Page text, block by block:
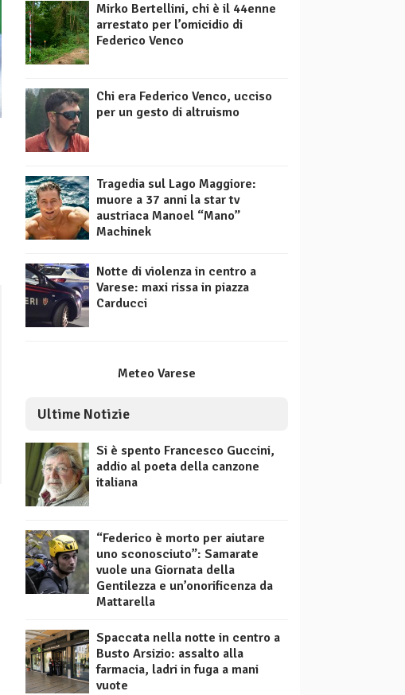
Mirko Bertellini, chi è il 44enne
arrestato per l’omicidio di
Federico Venco
Chi era Federico Venco, ucciso
per un gesto di altruismo
Tragedia sul Lago Maggiore:
muore a 37 anni la star tv
austriaca Manoel “Mano”
Machinek
Notte di violenza in centro a
Varese: maxi rissa in piazza
Carducci
Meteo Varese
Ultime Notizie
Si è spento Francesco Guccini,
addio al poeta della canzone
italiana
“Federico è morto per aiutare
uno sconosciuto”: Samarate
vuole una Giornata della
Gentilezza e un’onorificenza da
Mattarella
Spaccata nella notte in centro a
Busto Arsizio: assalto alla
farmacia, ladri in fuga a mani
vuote